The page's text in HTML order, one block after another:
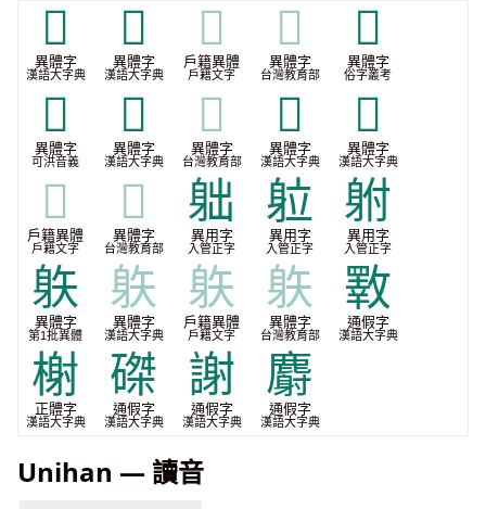
𡬤
異體字
漢語大字典
𢎤
異體字
漢語大字典
𢎤
戶籍異體
戶籍文字
𢎤
異體字
台灣教育部
𢗭
異體字
俗字叢考
𥱈
異體字
可洪音義
𨈡
異體字
漢語大字典
𨈡
異體字
台灣教育部
𨉅
異體字
漢語大字典
𨉛
異體字
漢語大字典
𨉛
戶籍異體
戶籍文字
𨉛
異體字
台灣教育部
䠳
異用字
入管正字
䠴
異用字
入管正字
䠵
異用字
入管正字
䠶
異體字
第1批異體
䠶
異體字
漢語大字典
䠶
戶籍異體
戶籍文字
䠶
異體字
台灣教育部
斁
通假字
漢語大字典
榭
正體字
漢語大字典
磔
通假字
漢語大字典
謝
通假字
漢語大字典
麝
通假字
漢語大字典
Unihan — 讀音